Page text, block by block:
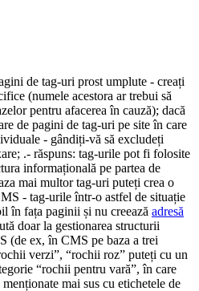
de tag-uri prost umplute - creați
(numele acestora ar trebui să
pentru afacerea în cauză); dacă
de pagini de tag-uri pe site în care
- gândiți-vă să excludeți
.- răspuns: tag-urile pot fi folosite
informațională pe partea de
mai multor tag-uri puteți crea o
- tag-urile într-o astfel de situație
în fața paginii și nu creează adresă
doar la gestionarea structurii
(de ex, în CMS pe baza a trei
verzi”, “rochii roz” puteți cu un
“rochii pentru vară”, în care
mai sus cu etichetele de